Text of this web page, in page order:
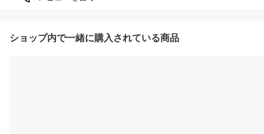
ショップ内で一緒に購入されている商品